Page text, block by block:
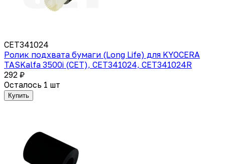
CET341024
Ролик подхвата бумаги (Long Life) для KYOCERA
TASKalfa 3500i (CET), CET341024, CET341024R
292 ₽
Осталось 1 шт
Купить